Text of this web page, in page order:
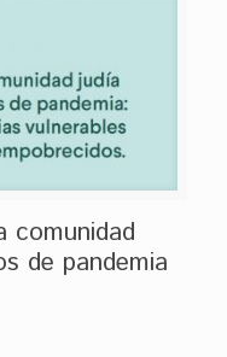
comunidad
de pandemia